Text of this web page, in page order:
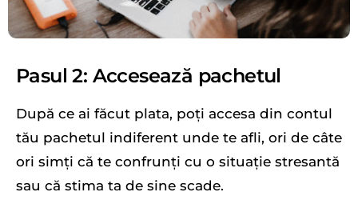
Pasul 2: Accesează pachetul
După ce ai făcut plata, poți accesa din contul
tău pachetul indiferent unde te afli, ori de câte
ori simți că te confrunți cu o situație stresantă
sau că stima ta de sine scade.